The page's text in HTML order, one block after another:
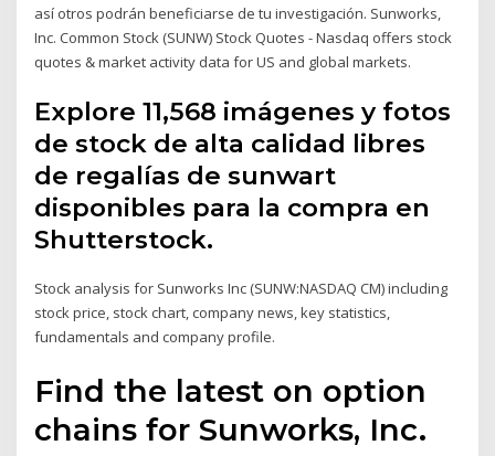
así otros podrán beneficiarse de tu investigación. Sunworks,
Inc. Common Stock (SUNW) Stock Quotes - Nasdaq offers stock
quotes & market activity data for US and global markets.
Explore 11,568 imágenes y fotos
de stock de alta calidad libres
de regalías de sunwart
disponibles para la compra en
Shutterstock.
Stock analysis for Sunworks Inc (SUNW:NASDAQ CM) including
stock price, stock chart, company news, key statistics,
fundamentals and company profile.
Find the latest on option
chains for Sunworks, Inc.